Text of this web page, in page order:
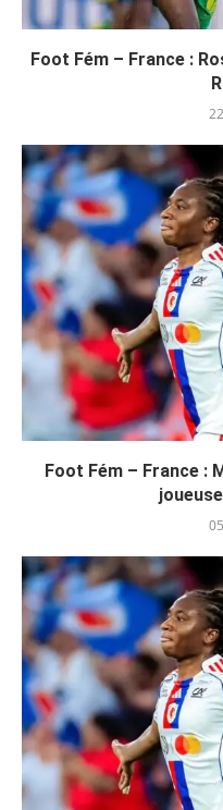
Foot Fém – France :
Foot Fém – France :